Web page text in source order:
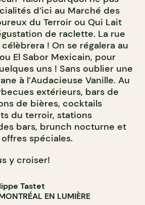
d’ici au Marché des
du Terroir ou Qui Lait
de raclette. La rue
! On se régalera au
El Sabor Mexicain, pour
uns ! Sans oublier une
à l’Audacieuse Vanille. Au
extérieurs, bars de
de bières, cocktails
du terroir, stations
bars, brunch nocturne et
spéciales.
y croiser!
Tastet
EN LUMIÈRE